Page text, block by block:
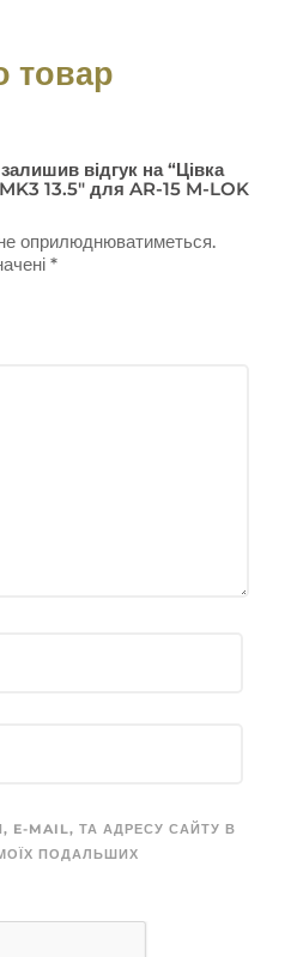
товар
відгук на “Цівка
13.5″ для AR-15 M-LOK
оприлюднюватиметься.
*
E-MAIL, ТА АДРЕСУ САЙТУ В
ПОДАЛЬШИХ